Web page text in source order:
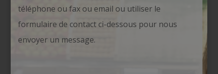
téléphone ou fax ou email ou utiliser le
formulaire de contact ci-dessous pour nous
envoyer un message.